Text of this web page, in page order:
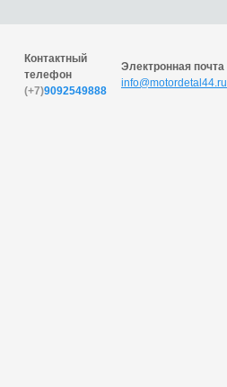
Контактный
телефон
(+7)9092549888
Электронная почта
info@motordetal44.ru